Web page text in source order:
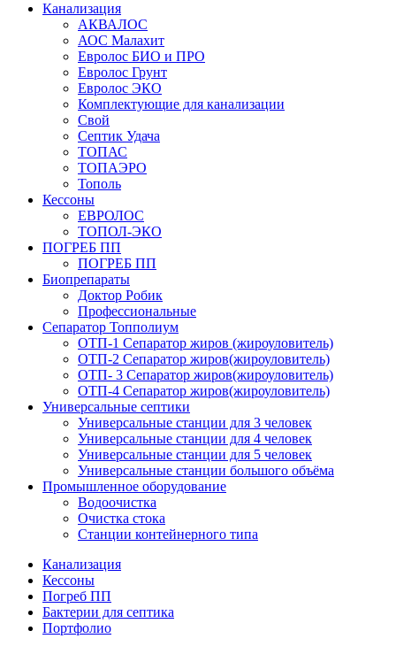
Канализация
АКВАЛОС
АОС Малахит
Евролос БИО и ПРО
Евролос Грунт
Евролос ЭКО
Комплектующие для канализации
Свой
Септик Удача
ТОПАС
ТОПАЭРО
Тополь
Кессоны
ЕВРОЛОС
ТОПОЛ-ЭКО
ПОГРЕБ ПП
ПОГРЕБ ПП
Биопрепараты
Доктор Робик
Профессиональные
Сепаратор Топполиум
ОТП-1 Сепаратор жиров (жироуловитель)
ОТП-2 Сепаратор жиров(жироуловитель)
ОТП- 3 Сепаратор жиров(жироуловитель)
ОТП-4 Сепаратор жиров(жироуловитель)
Универсальные септики
Универсальные станции для 3 человек
Универсальные станции для 4 человек
Универсальные станции для 5 человек
Универсальные станции большого объёма
Промышленное оборудование
Водоочистка
Очистка стока
Станции контейнерного типа
Канализация
Кессоны
Погреб ПП
Бактерии для септика
Портфолио